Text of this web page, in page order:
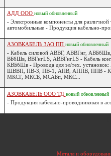
АДД ООО новый обновленный
- Электронные компоненты для различной
автомобильные - Продукция кабельно-
АЗОВКАБЕЛЬ ЗАО ПП новый обновленный
- Кабель силовой АВВГ, АВВГнг,
ВБбШв, ВВГнгLS, АВВГнгLS - Кабель
КВБбШв - Провода для эл/тех.
ШВВП, ПВ-3, ПВ-1, АПВ, АППВ, ППВ -
МКСГ, МКСБ, МСАБп, МКС...
АЗОВКАБЕЛЬ ООО ТД новый обновленный
- Продукция кабельно-проводниковая в
Металл и